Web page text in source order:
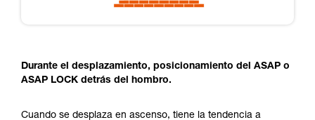
Durante el desplazamiento, posicionamiento del ASAP o
ASAP LOCK detrás del hombro.
Cuando se desplaza en ascenso, tiene la tendencia a